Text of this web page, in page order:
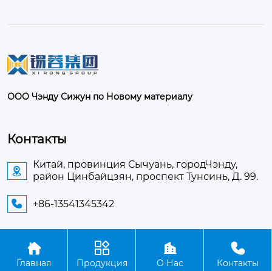
ООО Чэнду Сижун по Новому материалу
Контакты

Китай, провинция Сычуань, городЧэнду,
район Цинбайцзян, проспект Тунсинь, Д. 99.
 +86-13541345342
Авторское право©ООО Чэнду Сижун по Новому
материалу

Главная

Продукция

О Нас

Контакты